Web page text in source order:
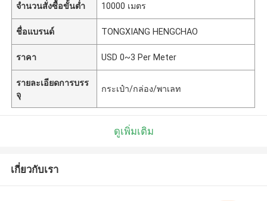
จำนวนสั่งซื้อขั้นต่ำ 10000 เมตร
ชื่อแบรนด์ TONGXIANG HENGCHAO
ราคา USD 0~3 Per Meter
รายละเอียดการบรร
จุ
กระเป๋า/กล่อง/พาเลท
ดูเพิ่มเติม
เกี่ยวกับเรา